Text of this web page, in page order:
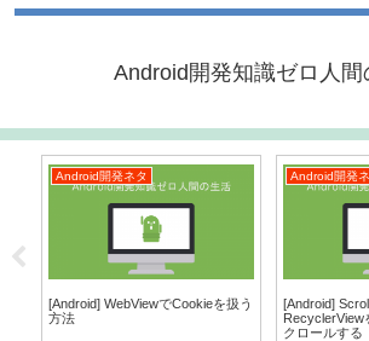
Android開発知識ゼロ人間
Android開発ネタ
[Android] WebViewでCookieを扱う
方法
Android開発
[Android]
RecyclerView
クロールする